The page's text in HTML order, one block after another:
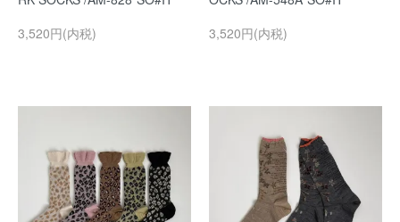
3,520円(内税)
3,520円(内税)